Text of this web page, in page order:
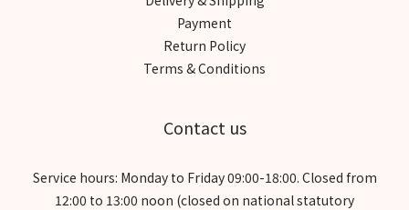
Payment
Return Policy
Terms & Conditions
Contact us
Service hours: Monday to Friday 09:00-18:00. Closed from
12:00 to 13:00 noon (closed on national statutory